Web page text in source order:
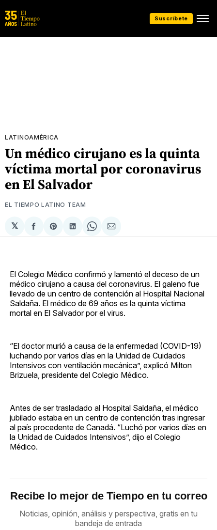
Suscríbete
LATINOAMÉRICA
Un médico cirujano es la quinta
víctima mortal por coronavirus
en El Salvador
EL TIEMPO LATINO TEAM
𝕏
Compartir
en
Share
on
Compartir
en
Share
on
Compartir
via
El Colegio Médico confirmó y lamentó el deceso de un
médico cirujano a causa del coronavirus. El galeno fue
llevado de un centro de contención al Hospital Nacional
Saldaña. El médico de 69 años es la quinta víctima
mortal en El Salvador por el virus.
“El doctor murió a causa de la enfermedad (COVID-19)
luchando por varios días en la Unidad de Cuidados
Intensivos con ventilación mecánica”, explicó Milton
Brizuela, presidente del Colegio Médico.
Antes de ser trasladado al Hospital Saldaña, el médico
jubilado estaba en un centro de contención tras ingresar
al país procedente de Canadá. “Luchó por varios días en
la Unidad de Cuidados Intensivos”, dijo el Colegio
Médico.
Recibe lo mejor de Tiempo en tu correo
Noticias, opinión, análisis y perspectiva, gratis en tu
bandeja de entrada